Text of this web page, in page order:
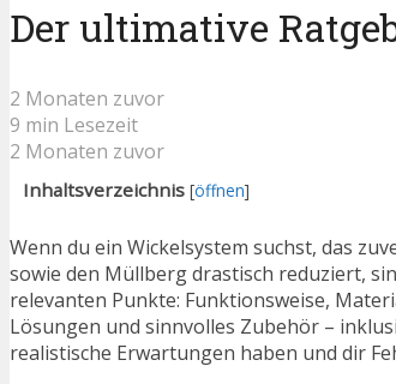
Der ultimative
2 Monaten zuvor
9 min Lesezeit
2 Monaten zuvor
Inhaltsverzeichnis [öffnen]
Wenn du ein Wickelsystem suchst, das
sowie den Müllberg drastisch reduziert,
relevanten Punkte: Funktionsweise,
Lösungen und sinnvolles Zubehör –
realistische Erwartungen haben und dir